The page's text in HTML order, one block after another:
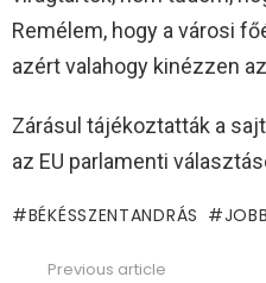
Remélem, hogy a városi
azért valahogy kinézzen
Zárásul tájékoztatták a
az EU parlamenti
BÉKÉSSZENTANDRÁS
Previous article